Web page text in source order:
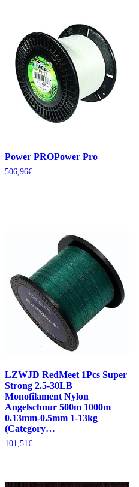
Power PROPower Pro
506,96€
LZWJD RedMeet 1Pcs Super
Strong 2.5-30LB
Monofilament Nylon
Angelschnur 500m 1000m
0.13mm-0.5mm 1-13kg
(Category…
101,51 €